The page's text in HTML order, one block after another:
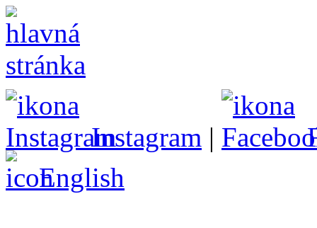
Instagram |
English